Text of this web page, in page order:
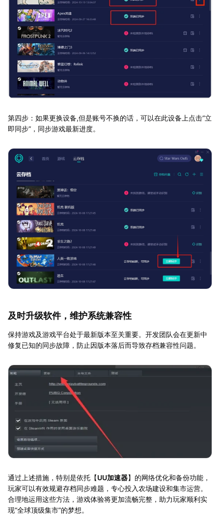
第四步：如果更换设备,但是账号不换的话，可以在此设备上点击“立
即同步”，同步游戏最新进度。
及时升级软件，维护系统兼容性
保持游戏及游戏平台处于最新版本至关重要。开发团队会在更新中
修复已知的同步故障，防止因版本落后而导致存档兼容性问题。
通过上述措施，特别是依托【UU加速器】的网络优化和备份功能，
玩家可以有效规避存档同步难题，专心投入农场建设和集市运营。
合理地运用这些方法，游戏体验将更加流畅完整，助力玩家顺利实
现“全球顶级集市”的梦想。